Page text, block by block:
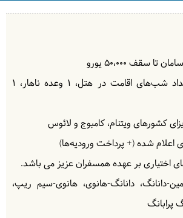
مین پرواز می‌کنیم. بعد از رسیدن به هوشی
هتل محل اقامت‌مان خواهیم رفت. سپس و وقت آزاد
دارید.
بن تر خواهیم رفت و گشت جذابی در دلتای
داشت. از کارگاه های سنتی شکلات
دیدن می‌کنیم. سپس در کانال های مکونگ قایق
زندگی مردمان محلی این منطقه راخواهیم
آنها آشنا خواهیم شد.
سقف ۵۰،۰۰۰ یورو
شب‌های اقامت در هتل
، 1 وعده ناهار، 1
کشورهای ویتنام، کامبوج و لائوس
شده (+ پرداخت ورودیه‌ها)
اختیاری بر عهده همسفران عزیز می باشد.
دانانگ، دانانگ-هانوی، هانوی-سیم ریپ،
پرابانگ